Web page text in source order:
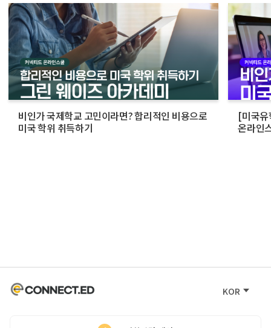
비인가 국제학교 고민이라면? 합리적인 비용으로
미국 학위 취득하기
[미국유
온라인
KOR